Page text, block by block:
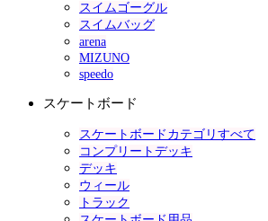
スイムゴーグル
スイムバッグ
arena
MIZUNO
speedo
スケートボード
スケートボードカテゴリすべて
コンプリートデッキ
デッキ
ウィール
トラック